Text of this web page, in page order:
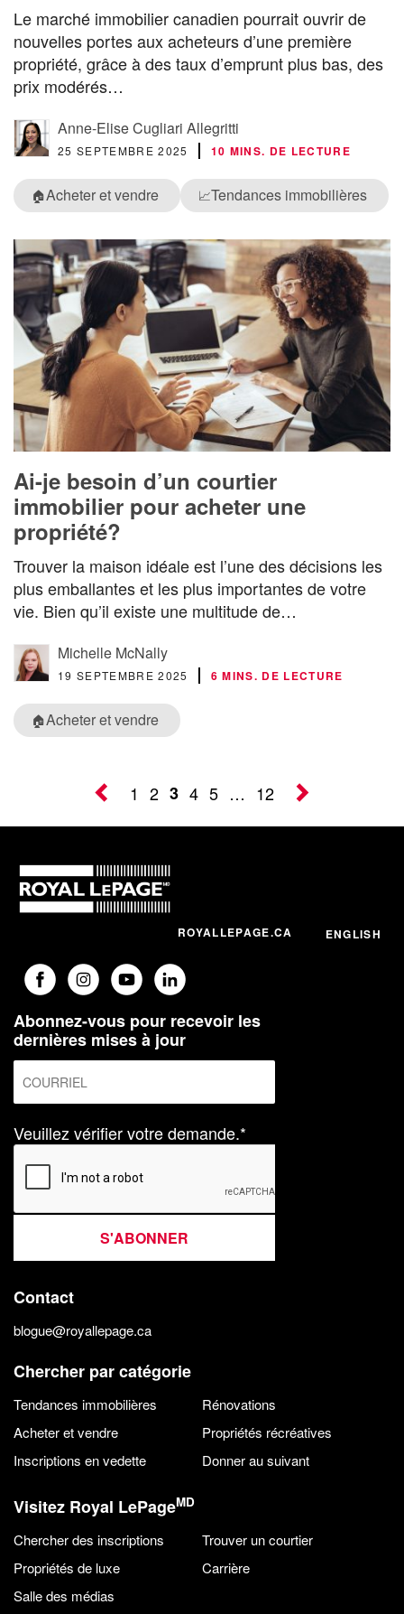
Le marché immobilier canadien pourrait ouvrir de
nouvelles portes aux acheteurs d’une première
propriété, grâce à des taux d’emprunt plus bas, des
prix modérés…
Anne-Elise Cugliari Allegritti
25 SEPTEMBRE 2025 10 MINS. DE LECTURE
🏠Acheter et vendre 📈Tendances immobilières
Ai-je besoin d’un courtier
immobilier pour acheter une
propriété?
Trouver la maison idéale est l’une des décisions les
plus emballantes et les plus importantes de votre
vie. Bien qu’il existe une multitude de…
Michelle McNally
19 SEPTEMBRE 2025 6 MINS. DE LECTURE
🏠Acheter et vendre
1 2 3 4 5 … 12
ROYALLEPAGE.CA ENGLISH
Abonnez-vous pour recevoir les
dernières mises à jour
Veuillez vérifier votre demande.*
S'ABONNER
Contact
blogue@royallepage.ca
Chercher par catégorie
Tendances immobilières
Rénovations
Acheter et vendre
Propriétés récréatives
Inscriptions en vedette
Donner au suivant
Visitez Royal LePageMD
Chercher des inscriptions
Trouver un courtier
Propriétés de luxe
Carrière
Salle des médias